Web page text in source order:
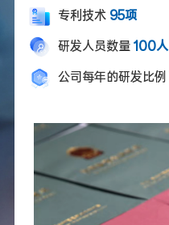
公司新闻
式
专利技术 95项
研发人员数量 100人
公司每年的研发比例